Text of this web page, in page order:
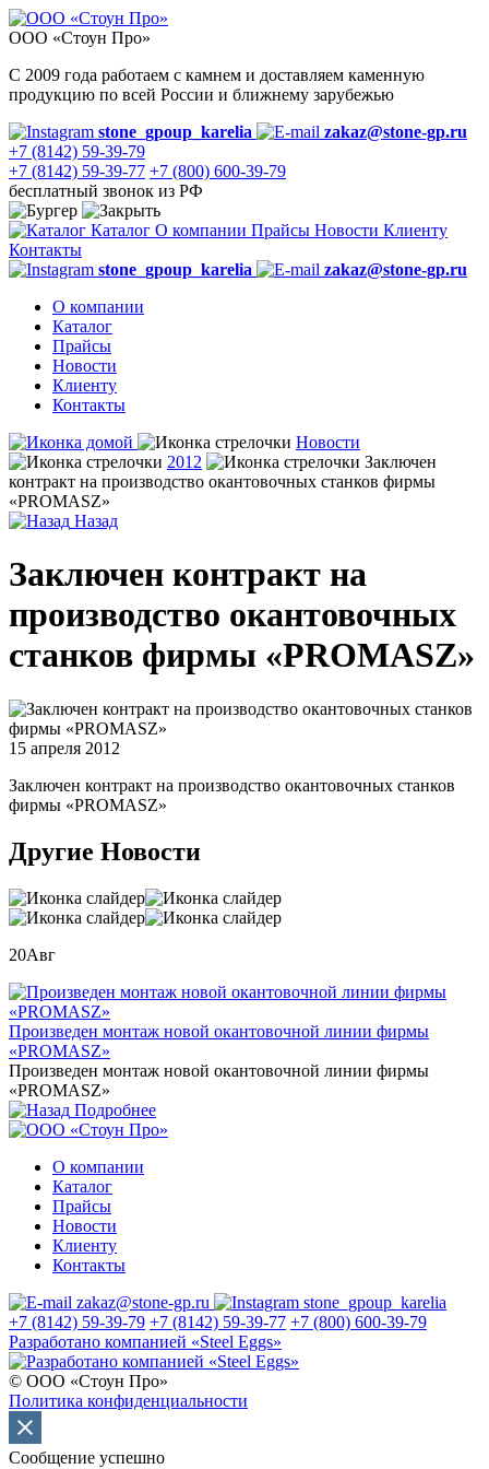
ООО «Стоун Про»
С 2009 года работаем с камнем и доставляем каменную
продукцию по всей России и ближнему зарубежью
stone_gpoup_karelia
zakaz@stone-gp.ru
+7 (8142) 59-39-79
+7 (8142) 59-39-77 +7 (800) 600-39-79
бесплатный звонок из РФ
Каталог О компании Прайсы Новости Клиенту
Контакты
stone_gpoup_karelia
zakaz@stone-gp.ru
О компании
Каталог
Прайсы
Новости
Клиенту
Контакты
Новости
2012
Заключен
контракт на производство окантовочных станков фирмы
«PROMASZ»
Назад
Заключен контракт на
производство окантовочных
станков фирмы «PROMASZ»
15 апреля 2012
Заключен контракт на производство окантовочных станков
фирмы «PROMASZ»
Другие Новости
20Авг
Произведен монтаж новой окантовочной линии фирмы
«PROMASZ»
Произведен монтаж новой окантовочной линии фирмы
«PROMASZ»
Подробнее
О компании
Каталог
Прайсы
Новости
Клиенту
Контакты
zakaz@stone-gp.ru
stone_gpoup_karelia
+7 (8142) 59-39-79 +7 (8142) 59-39-77 +7 (800) 600-39-79
Разработано компанией «Steel Eggs»
© ООО «Стоун Про»
Политика конфиденциальности
Сообщение успешно